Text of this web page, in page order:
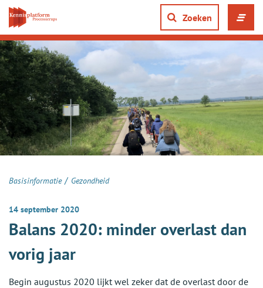
Direct
naar
content
gaan
of
Zoeken
Basisinformatie / Gezondheid
14 september 2020
Balans 2020: minder overlast dan
vorig jaar
Begin augustus 2020 lijkt wel zeker dat de overlast door de